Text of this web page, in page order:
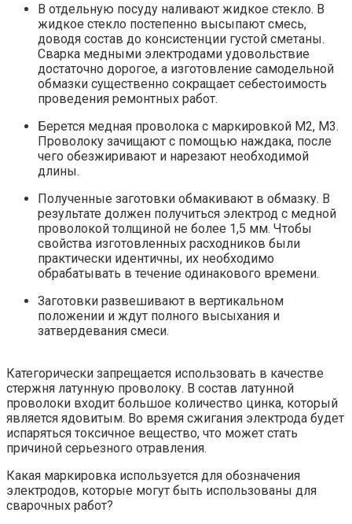
В отдельную посуду наливают жидкое стекло. В
жидкое стекло постепенно высыпают смесь,
доводя состав до консистенции густой сметаны.
Сварка медными электродами удовольствие
достаточно дорогое, а изготовление самодельной
обмазки существенно сокращает себестоимость
проведения ремонтных работ.
Берется медная проволока с маркировкой М2, М3.
Проволоку зачищают с помощью наждака, после
чего обезжиривают и нарезают необходимой
длины.
Полученные заготовки обмакивают в обмазку. В
результате должен получиться электрод с медной
проволокой толщиной не более 1,5 мм. Чтобы
свойства изготовленных расходников были
практически идентичны, их необходимо
обрабатывать в течение одинакового времени.
Заготовки развешивают в вертикальном
положении и ждут полного высыхания и
затвердевания смеси.
Категорически запрещается использовать в качестве
стержня латунную проволоку. В состав латунной
проволоки входит большое количество цинка, который
является ядовитым. Во время сжигания электрода будет
испаряться токсичное вещество, что может стать
причиной серьезного отравления.
Какая маркировка используется для обозначения
электродов, которые могут быть использованы для
сварочных работ?